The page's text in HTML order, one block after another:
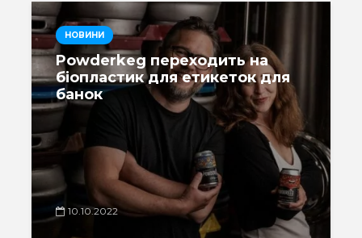
НОВИНИ
Powderkeg переходить на
біопластик для етикеток для
банок
10.10.2022